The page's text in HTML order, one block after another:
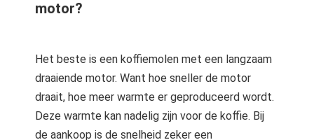
motor?
Het beste is een koffiemolen met een langzaam
draaiende motor. Want hoe sneller de motor
draait, hoe meer warmte er geproduceerd wordt.
Deze warmte kan nadelig zijn voor de koffie. Bij
de aankoop is de snelheid zeker een